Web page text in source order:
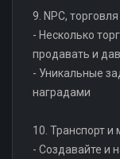
9. NPC,
- Несколько
продавать и
- Уникальные
наградами
10. Транспорт и
- Создавайте и